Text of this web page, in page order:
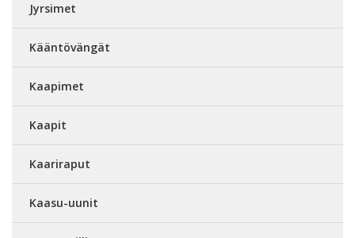
Jyrsimet
Kääntövängät
Kaapimet
Kaapit
Kaariraput
Kaasu-uunit